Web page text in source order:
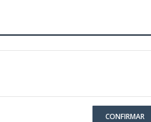
CONFIRMAR